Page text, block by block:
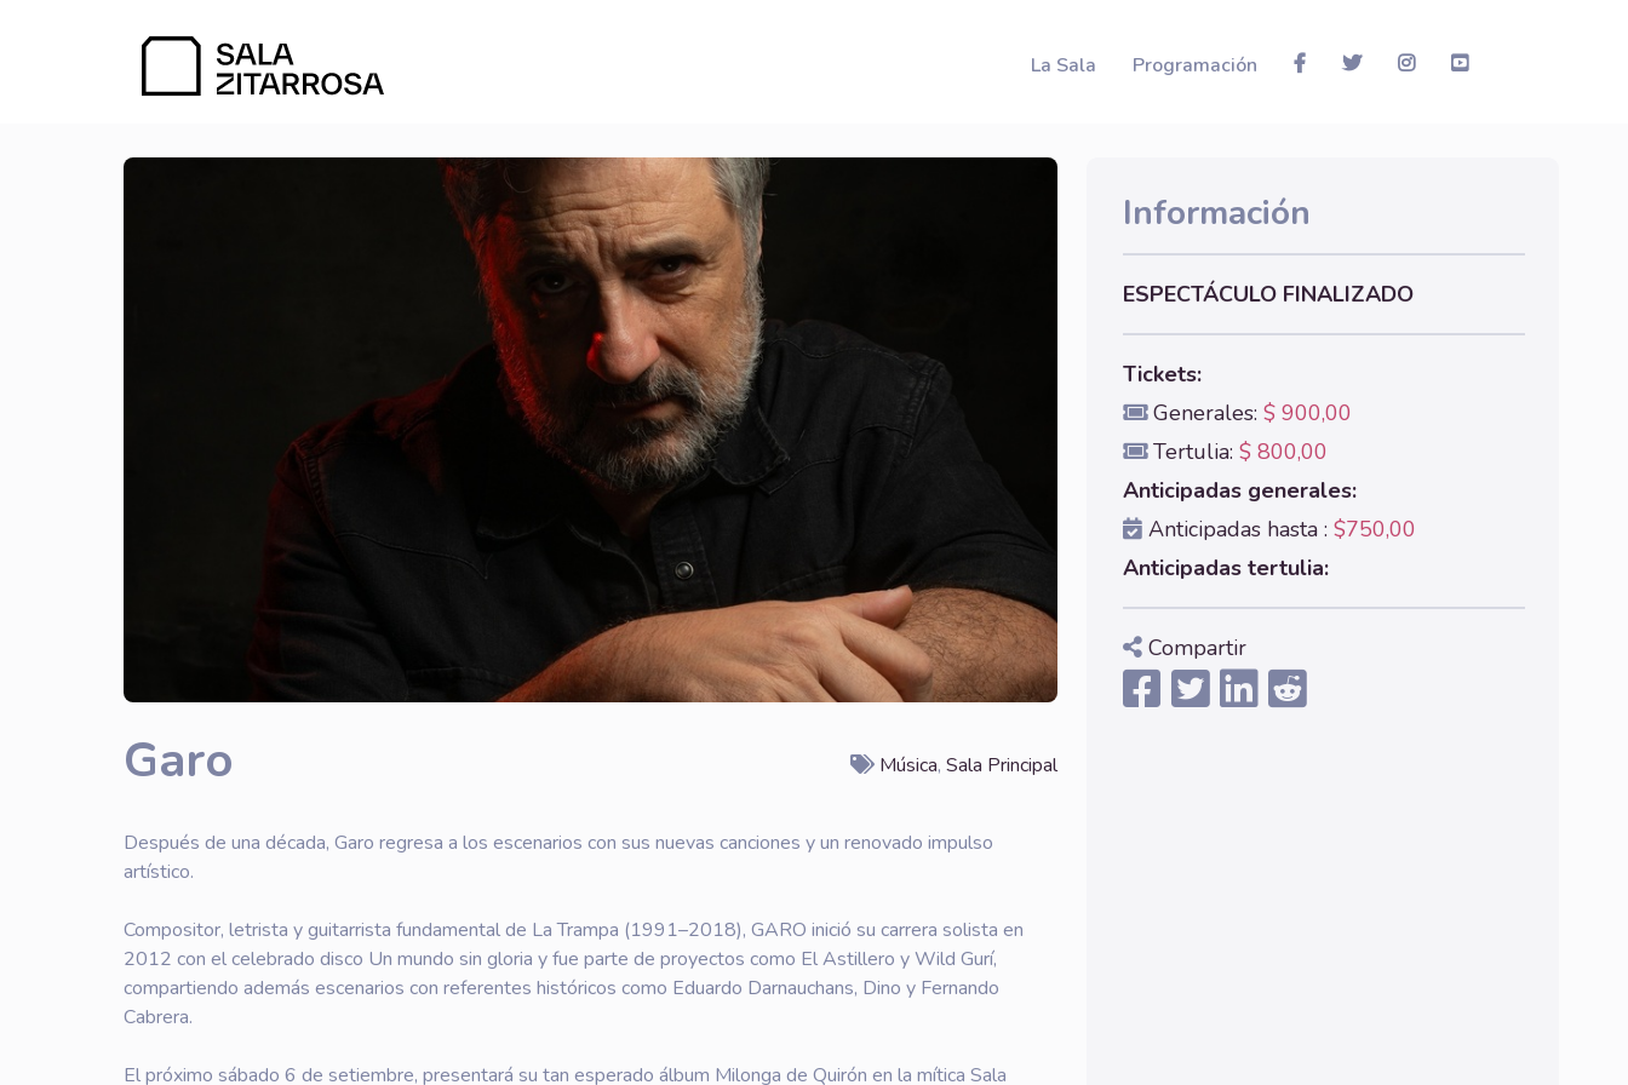
La Sala Programación
Garo Música, Sala Principal
Después de una década, Garo regresa a los escenarios con sus nuevas canciones y un renovado impulso
artístico.
Compositor, letrista y guitarrista fundamental de La Trampa (1991–2018), GARO inició su carrera solista en
2012 con el celebrado disco Un mundo sin gloria y fue parte de proyectos como El Astillero y Wild Gurí,
compartiendo además escenarios con referentes históricos como Eduardo Darnauchans, Dino y Fernando
Cabrera.
El próximo sábado 6 de setiembre, presentará su tan esperado álbum Milonga de Quirón en la mítica Sala
Información
ESPECTÁCULO FINALIZADO
Tickets:
Generales: $ 900,00
Tertulia: $ 800,00
Anticipadas generales:
Anticipadas hasta : $750,00
Anticipadas tertulia:
Compartir